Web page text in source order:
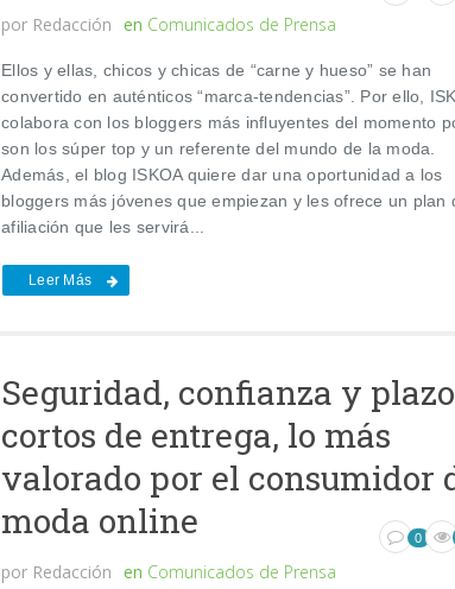
por Redacción en Comunicados de Prensa
Ellos y ellas, chicos y chicas de “carne y hueso” se han
convertido en auténticos “marca-tendencias”. Por ello,
colabora con los bloggers más influyentes del momento
son los súper top y un referente del mundo de la moda.
Además, el blog ISKOA quiere dar una oportunidad a los
bloggers más jóvenes que empiezan y les ofrece un plan
afiliación que les servirá...
Leer Más
Seguridad, confianza y
cortos de entrega, lo más
valorado por el consumidor
moda online
por Redacción en Comunicados de Prensa
0